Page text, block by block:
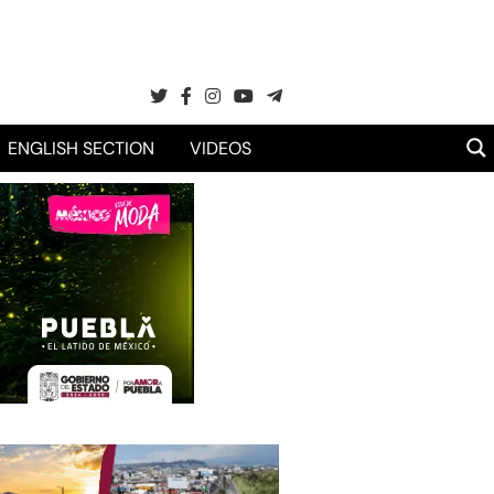
ENGLISH SECTION VIDEOS